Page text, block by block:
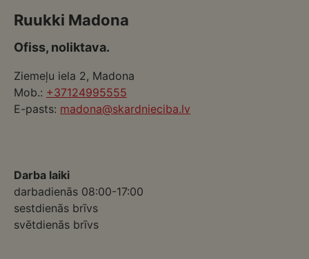
Ruukki Madona
Ofiss, noliktava.
Ziemeļu iela 2, Madona
Mob.: +37124995555
E-pasts: madona@skardnieciba.lv
Darba laiki
darbadienās 08:00-17:00
sestdienās brīvs
svētdienās brīvs